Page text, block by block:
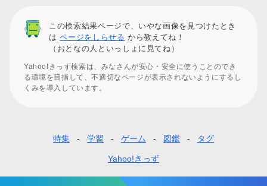
この検索結果ページで、いやな画像を見つけたとき
はページをしらせる から教えてね！
（おとなの人といっしょに見てね）
Yahoo!きっず検索は、みなさんが安心・安全に使うことのでき
る環境を目指して、不適切なページが表示されないようにするし
くみを導入しています。
タ
特集 学習 ゲーム 図鑑 タグ
Yahoo!きっず